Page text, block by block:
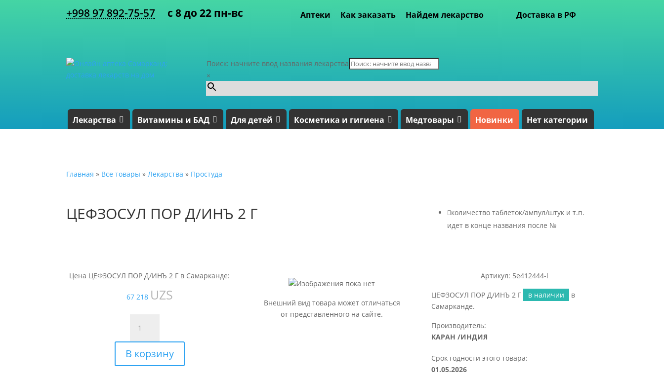
+998 97 892-75-57 с 8 до 22 пн-вс Аптеки Как заказать Найдем лекарство Доставка в РФ
Поиск: начните ввод названия лекарства
×
Лекарства Витамины и БАД Для детей Косметика и гигиена Медтовары Новинки Нет категории
Главная » Все товары » Лекарства » Простуда
ЦЕФЗОСУЛ ПОР Д/ИНЪ 2 Г количество таблеток/ампул/штук и т.п.
идет в конце названия после №
Цена ЦЕФЗОСУЛ ПОР Д/ИНЪ 2 Г в Самарканде:
67 218 UZS
товара
ЦЕФЗОСУЛ
ПОР
Д/
В корзину
Внешний вид товара может отличаться
от представленного на сайте.
Артикул: 5e412444-l
ЦЕФЗОСУЛ ПОР Д/ИНЪ 2 Г в наличии
в
Самарканде.
Производитель:
КАРАН /ИНДИЯ
Срок годности этого товара:
01.05.2026